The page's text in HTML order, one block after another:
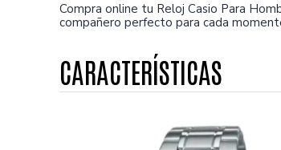
Compra online tu Reloj Casio Para
compañero perfecto para cada